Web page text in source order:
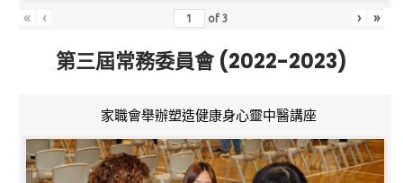
« ‹ of3 › »
第三屆常務委員會 (2022-2023)
家職會舉辦塑造健康身心靈中醫講座